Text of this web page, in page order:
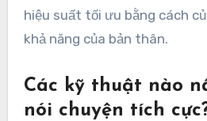
hiệu suất tối ưu bằng cách
khả năng của bản thân.
Các kỹ thuật nào
nói chuyện tích